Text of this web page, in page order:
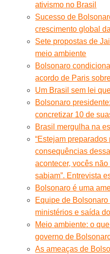
ativismo no Brasil
Sucesso de
crescimento global
Sete propostas de
meio ambiente
Bolsonaro
acordo de Paris
Um Brasil sem lei
Bolsonaro
concretizar 10 de
Brasil mergulha na
“Estejam
consequências
acontecer, vocês
sabiam”. Entrevista
Bolsonaro é uma
Equipe de
ministérios e saída
Meio ambiente: o
governo de
As ameaças de